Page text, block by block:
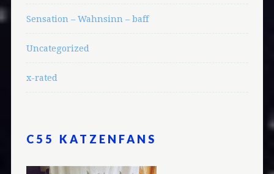
Sensation – Wahnsinn – baff
Uncategorized
x-rated
C55 KATZENFANS